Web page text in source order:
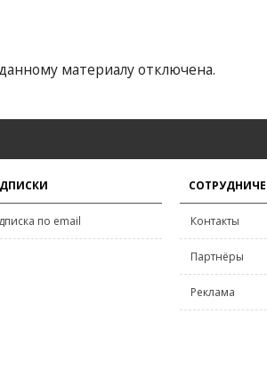
материалу отключена.
по email Контакты
Партнёры
Реклама